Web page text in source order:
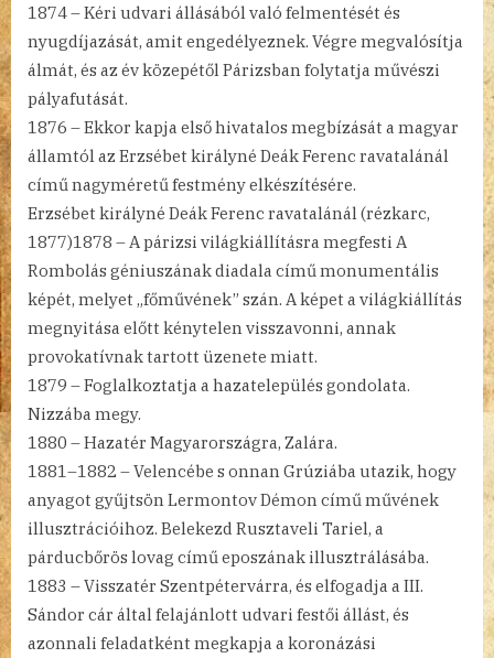
1874 – Kéri udvari állásából való felmentését és
nyugdíjazását, amit engedélyeznek. Végre megvalósítja
álmát, és az év közepétől Párizsban folytatja művészi
pályafutását.
1876 – Ekkor kapja első hivatalos megbízását a magyar
államtól az Erzsébet királyné Deák Ferenc ravatalánál
című nagyméretű festmény elkészítésére.
Erzsébet királyné Deák Ferenc ravatalánál (rézkarc,
1877)1878 – A párizsi világkiállításra megfesti A
Rombolás géniuszának diadala című monumentális
képét, melyet „főművének” szán. A képet a világkiállítás
megnyitása előtt kénytelen visszavonni, annak
provokatívnak tartott üzenete miatt.
1879 – Foglalkoztatja a hazatelepülés gondolata.
Nizzába megy.
1880 – Hazatér Magyarországra, Zalára.
1881–1882 – Velencébe s onnan Grúziába utazik, hogy
anyagot gyűjtsön Lermontov Démon című művének
illusztrációihoz. Belekezd Rusztaveli Tariel, a
párducbőrös lovag című eposzának illusztrálásába.
1883 – Visszatér Szentpétervárra, és elfogadja a III.
Sándor cár által felajánlott udvari festői állást, és
azonnali feladatként megkapja a koronázási